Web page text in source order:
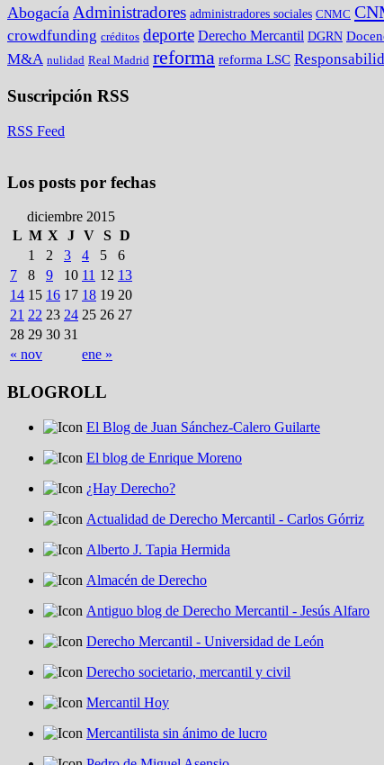
Abogacía Administradores administradores sociales CNMC
crowdfunding créditos deporte Derecho Mercantil DGRN
M&A nulidad Real Madrid reforma reforma LSC
Suscripción RSS
RSS Feed
Los posts por fechas
diciembre 2015
L M X J V S D
« nov ene »
1 2 3 4 5
6
7
8 9 10 11 12 13
14 15 16 17 18 19 20
21 22 23 24 25 26 27
28 29 30 31
BLOGROLL
El Blog de Juan Sánchez-Calero Guilarte
El blog de Enrique Moreno
¿Hay Derecho?
Actualidad de Derecho Mercantil - Carlos Górriz
Alberto J. Tapia Hermida
Almacén de Derecho
Antiguo blog de Derecho Mercantil - Jesús Alfaro
Derecho Mercantil - Universidad de León
Derecho societario, mercantil y civil
Mercantil Hoy
Mercantilista sin ánimo de lucro